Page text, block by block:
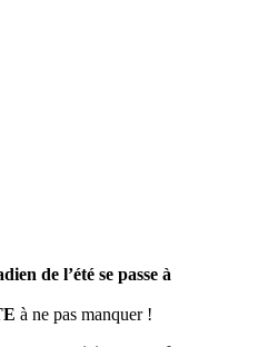
de l’été se passe à
à ne pas manquer !